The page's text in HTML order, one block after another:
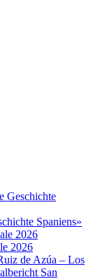
Geschichte
Spaniens»
2026
2026
de Azúa – Los
San